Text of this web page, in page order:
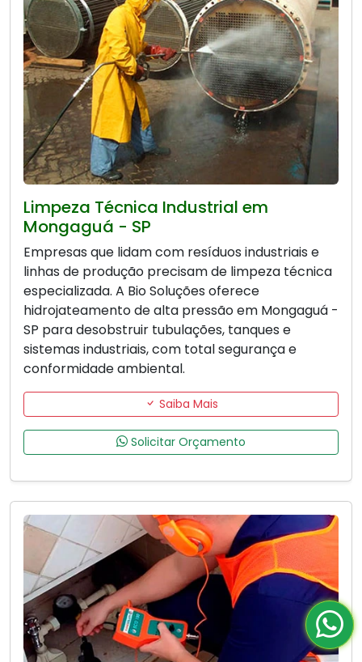
Limpeza Técnica Industrial em
Mongaguá - SP
Empresas que lidam com resíduos industriais e
linhas de produção precisam de limpeza técnica
especializada. A Bio Soluções oferece
hidrojateamento de alta pressão em Mongaguá -
SP para desobstruir tubulações, tanques e
sistemas industriais, com total segurança e
conformidade ambiental.
Saiba Mais
Solicitar Orçamento